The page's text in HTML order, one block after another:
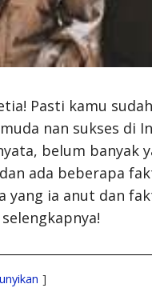
Pasti kamu
nan sukses di
belum banyak
ada beberapa
yang ia anut dan